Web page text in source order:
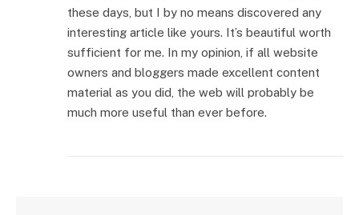
these days, but I by no means discovered any
interesting article like yours. It’s beautiful worth
sufficient for me. In my opinion, if all website
owners and bloggers made excellent content
material as you did, the web will probably be
much more useful than ever before.